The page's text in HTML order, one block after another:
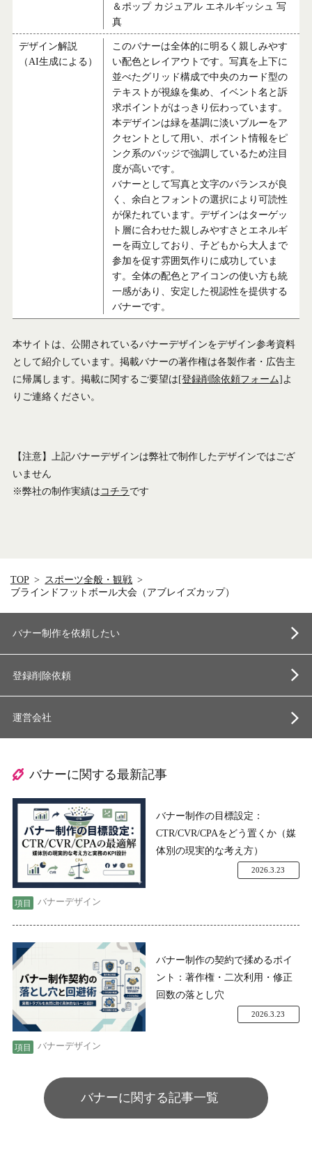
＆ポップ カジュアル エネルギッシュ 写
真
デザイン解説
（AI生成による）
このバナーは全体的に明るく親しみやす
い配色とレイアウトです。写真を上下に
並べたグリッド構成で中央のカード型の
テキストが視線を集め、イベント名と訴
求ポイントがはっきり伝わっています。
本デザインは緑を基調に淡いブルーをア
クセントとして用い、ポイント情報をピ
ンク系のバッジで強調しているため注目
度が高いです。
バナーとして写真と文字のバランスが良
く、余白とフォントの選択により可読性
が保たれています。デザインはターゲッ
ト層に合わせた親しみやすさとエネルギ
ーを両立しており、子どもから大人まで
参加を促す雰囲気作りに成功していま
す。全体の配色とアイコンの使い方も統
一感があり、安定した視認性を提供する
バナーです。
本サイトは、公開されているバナーデザインをデザイン参考資料
として紹介しています。掲載バナーの著作権は各製作者・広告主
に帰属します。掲載に関するご要望は[登録削除依頼フォーム]よ
りご連絡ください。
【注意】上記バナーデザインは弊社で制作したデザインではござ
いません
※弊社の制作実績はコチラです
TOP
スポーツ全般・観戦
ブラインドフットボール大会（アブレイズカップ）
バナー制作を依頼したい
登録削除依頼
運営会社
バナーに関する最新記事
バナー制作の目標設定：
CTR/CVR/CPAをどう置くか（媒
体別の現実的な考え方）
バナーデザイン
2026.3.23
バナー制作の契約で揉めるポイ
ント：著作権・二次利用・修正
回数の落とし穴
バナーデザイン
2026.3.23
バナーに関する記事一覧